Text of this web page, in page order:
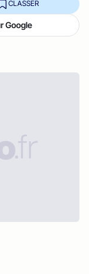
CLASSER
Google